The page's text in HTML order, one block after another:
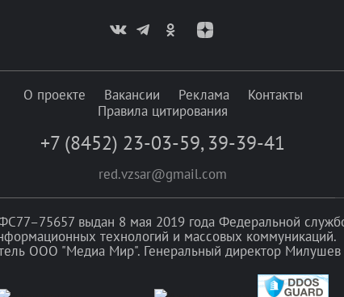
О проекте Вакансии Реклама
Контакты
Правила цитирования
+7 (8452) 23-03-59, 39-39-41
red.vzsar@gmail.com
выдан 8 мая 2019 года Федеральной
технологий и массовых коммуникаций.
ООО "Медиа Мир". Генеральный директор